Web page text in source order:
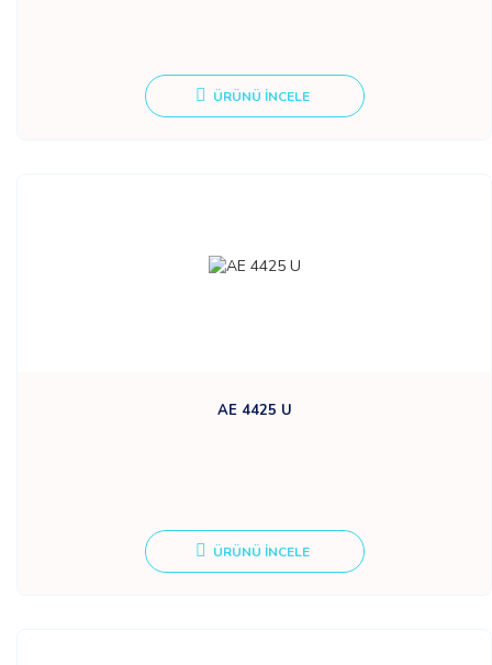
ÜRÜNÜ İNCELE
AE 4425 U
ÜRÜNÜ İNCELE